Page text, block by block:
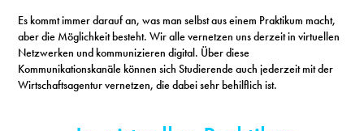
Es kommt immer darauf an, was man selbst aus einem Praktikum macht,
aber die Möglichkeit besteht. Wir alle vernetzen uns derzeit in virtuellen
Netzwerken und kommunizieren digital. Über diese
Kommunikationskanäle können sich Studierende auch jederzeit mit der
Wirtschaftsagentur vernetzen, die dabei sehr behilflich ist.